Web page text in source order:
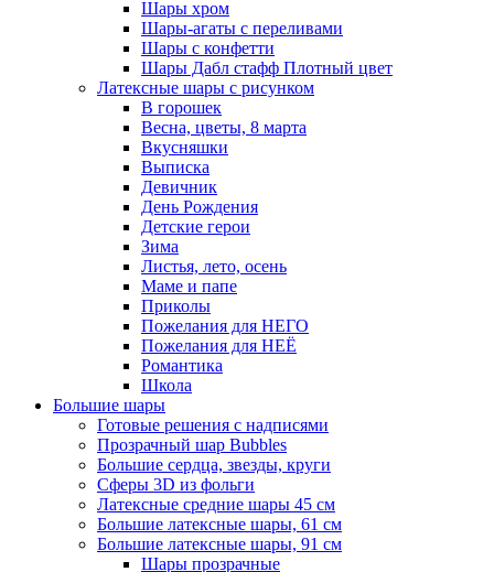
Шары хром
Шары-агаты с переливами
Шары с конфетти
Шары Дабл стафф Плотный цвет
Латексные шары с рисунком
В горошек
Весна, цветы, 8 марта
Вкусняшки
Выписка
Девичник
День Рождения
Детские герои
Зима
Листья, лето, осень
Маме и папе
Приколы
Пожелания для НЕГО
Пожелания для НЕЁ
Романтика
Школа
Большие шары
Готовые решения с надписями
Прозрачный шар Bubbles
Большие сердца, звезды, круги
Сферы 3D из фольги
Латексные средние шары 45 см
Большие латексные шары, 61 см
Большие латексные шары, 91 см
Шары прозрачные